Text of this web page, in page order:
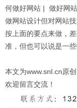
何做好网站 | 做好网
做网站设计但对网站
按上面的要点来做，
准，但也可以说是一些
本文为www.snl.cn原
欢迎留言交流！